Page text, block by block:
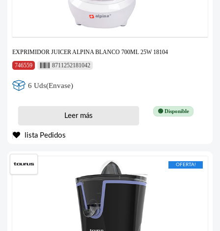
EXPRIMIDOR JUICER ALPINA BLANCO 700ML 25W 18104
746559
8711252181042
6 Uds(Envase)
🟢 Disponible
Leer más
lista Pedidos
OFERTA!